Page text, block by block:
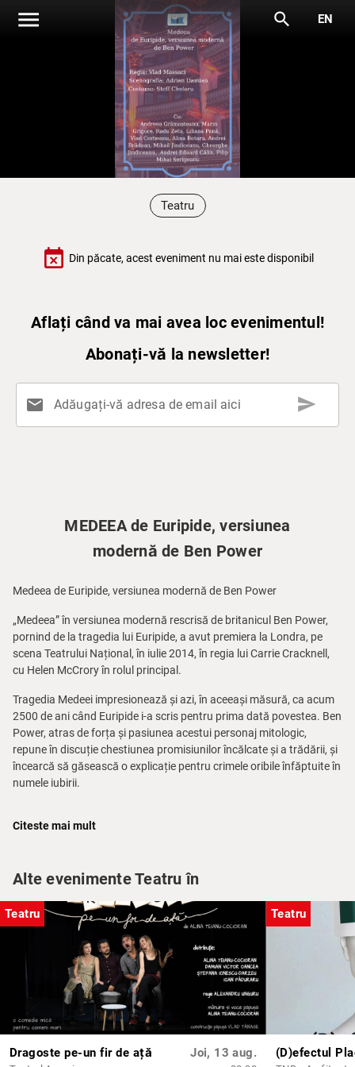
menu search EN
Teatru
event_busy Din păcate, acest eveniment nu mai este disponibil
Aflați când va mai avea loc evenimentul!
Abonați-vă la newsletter!
mail Adăugați-vă adresa de email aici send
MEDEEA de Euripide, versiunea
modernă de Ben Power
Medeea de Euripide, versiunea modernă de Ben Power
„Medeea” în versiunea modernă rescrisă de britanicul Ben Power,
pornind de la tragedia lui Euripide, a avut premiera la Londra, pe
scena Teatrului Național, în iulie 2014, în regia lui Carrie Cracknell,
cu Helen McCrory în rolul principal.
Tragedia Medeei impresionează și azi, în aceeași măsură, ca acum
2500 de ani când Euripide i-a scris pentru prima dată povestea. Ben
Power, atras de forța și pasiunea acestui personaj mitologic,
repune în discuție chestiunea promisiunilor încălcate și a trădării, și
încearcă să găsească o explicație pentru crimele oribile înfăptuite în
numele iubirii.
esențializează povestea, dar limbajul este tot unul poetic. Numai că,
plânși cer să te vadă! Și de aici am pornit povestea acestui
textul, nu îmi puteam imagina pe nimeni altcineva în rolul acesta, în
afară de Andreea. Ea va fi o Medeea extrem de calculată și
cerebrală, și în același timp extrem de fragilă, emoțională și
emoționantă.” Vlad Massaci
Regia: Vlad Massaci
Scenografia: Adrian Damian
Costume: Șteff Chelaru
Cu: Andreea Grămoșteanu, Marin Grigore, Radu Zetu, Liliana Pană,
Citeste mai mult
Alte evenimente Teatru în
Teatru
Dragoste pe-un fir de ață Joi, 13 aug.
Teatru
(D)efectul